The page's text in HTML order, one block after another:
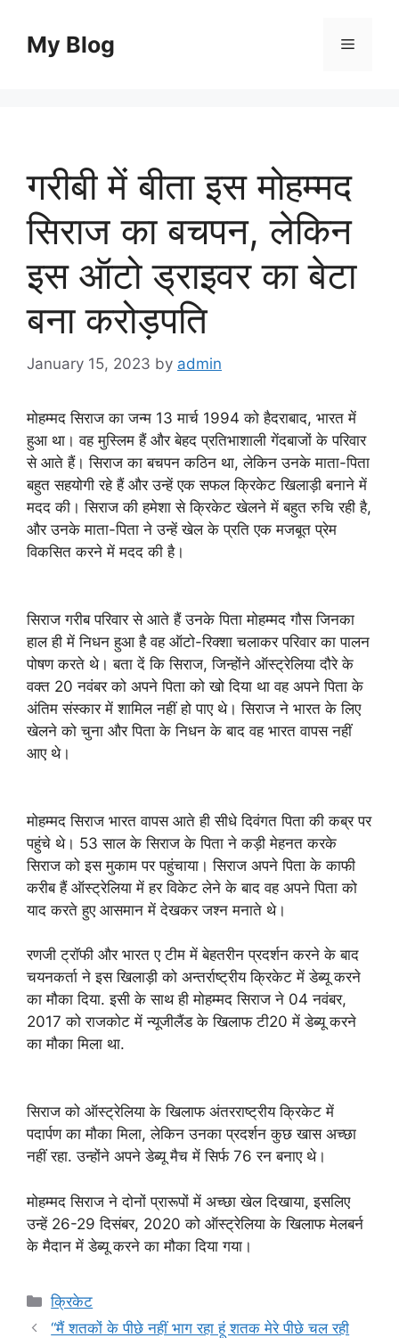
contentMy Blog Menu
गरीबी में बीता इस मोहम्मद
सिराज का बचपन, लेकिन
इस ऑटो ड्राइवर का बेटा
बना करोड़पति
January 15, 2023 by admin
मोहम्मद सिराज का जन्म 13 मार्च 1994 को हैदराबाद, भारत में
हुआ था। वह मुस्लिम हैं और बेहद प्रतिभाशाली गेंदबाजों के परिवार
से आते हैं। सिराज का बचपन कठिन था, लेकिन उनके माता-पिता
बहुत सहयोगी रहे हैं और उन्हें एक सफल क्रिकेट खिलाड़ी बनाने में
मदद की। सिराज की हमेशा से क्रिकेट खेलने में बहुत रुचि रही है,
और उनके माता-पिता ने उन्हें खेल के प्रति एक मजबूत प्रेम
विकसित करने में मदद की है।
सिराज गरीब परिवार से आते हैं उनके पिता मोहम्मद गौस जिनका
हाल ही में निधन हुआ है वह ऑटो-रिक्शा चलाकर परिवार का पालन
पोषण करते थे। बता दें कि सिराज, जिन्होंने ऑस्ट्रेलिया दौरे के
वक्त 20 नवंबर को अपने पिता को खो दिया था वह अपने पिता के
अंतिम संस्कार में शामिल नहीं हो पाए थे। सिराज ने भारत के लिए
खेलने को चुना और पिता के निधन के बाद वह भारत वापस नहीं
आए थे।
मोहम्मद सिराज भारत वापस आते ही सीधे दिवंगत पिता की कब्र पर
पहुंचे थे। 53 साल के सिराज के पिता ने कड़ी मेहनत करके
सिराज को इस मुकाम पर पहुंचाया। सिराज अपने पिता के काफी
करीब हैं ऑस्ट्रेलिया में हर विकेट लेने के बाद वह अपने पिता को
याद करते हुए आसमान में देखकर जश्न मनाते थे।
रणजी ट्रॉफी और भारत ए टीम में बेहतरीन प्रदर्शन करने के बाद
चयनकर्ता ने इस खिलाड़ी को अन्तर्राष्ट्रीय क्रिकेट में डेब्यू करने
का मौका दिया. इसी के साथ ही मोहम्मद सिराज ने 04 नवंबर,
2017 को राजकोट में न्यूजीलैंड के खिलाफ टी20 में डेब्यू करने
का मौका मिला था.
सिराज को ऑस्ट्रेलिया के खिलाफ अंतरराष्ट्रीय क्रिकेट में
पदार्पण का मौका मिला, लेकिन उनका प्रदर्शन कुछ खास अच्छा
नहीं रहा. उन्होंने अपने डेब्यू मैच में सिर्फ 76 रन बनाए थे।
मोहम्मद सिराज ने दोनों प्रारूपों में अच्छा खेल दिखाया, इसलिए
उन्हें 26-29 दिसंबर, 2020 को ऑस्ट्रेलिया के खिलाफ मेलबर्न
के मैदान में डेब्यू करने का मौका दिया गया।
Categories
क्रिकेट
“मैं शतकों के पीछे नहीं भाग रहा हूं शतक मेरे पीछे चल रही